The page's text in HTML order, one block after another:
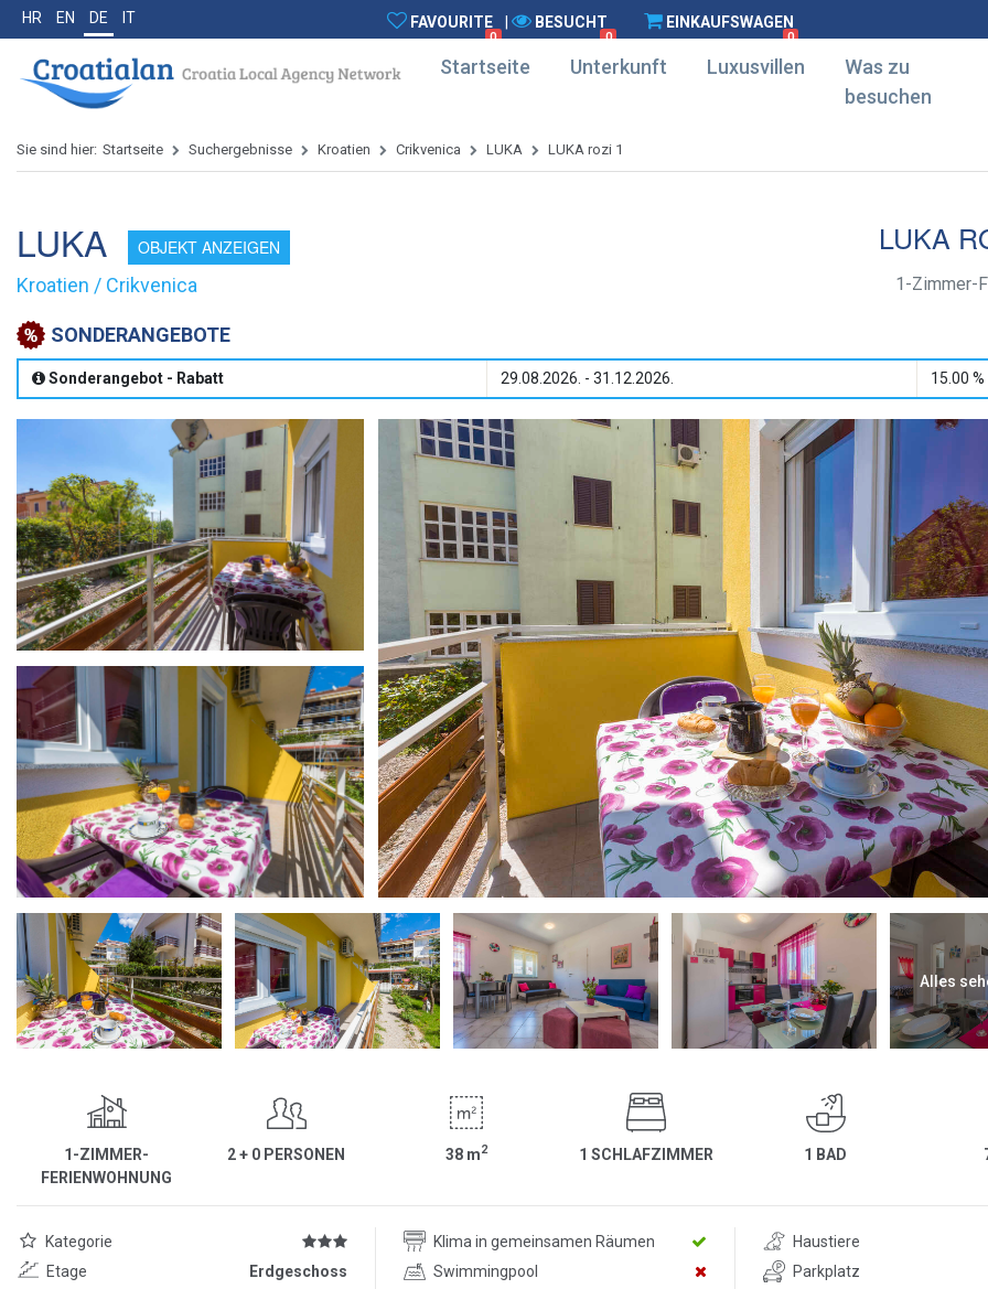
HR EN DE IT FAVOURITE
0
BESUCHT
0
EINKAUFSWAGEN
0
Startseite Unterkunft Luxusvillen
Was zu
besuchen
Sie sind hier: Startseite Suchergebnisse Kroatien Crikvenica LUKA LUKA rozi 1
LUKA OBJEKT ANZEIGEN LUKA
Kroatien / Crikvenica 1-Zimmer-
SONDERANGEBOTE
Sonderangebot - Rabatt 29.08.2026. - 31.12.2026. 15.00 %
Alles
1-ZIMMER-
FERIENWOHNUNG
2 + 0 PERSONEN 38 m2 1 SCHLAFZIMMER 1 BAD
Kategorie Klima in gemeinsamen Räumen
Haustiere
Etage
Erdgeschoss Swimmingpool
Parkplatz